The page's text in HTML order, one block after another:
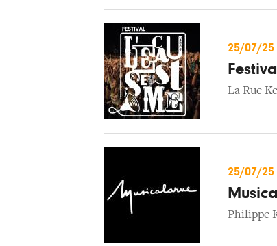
25/07/25
La Rue
25/07/25
Philippe